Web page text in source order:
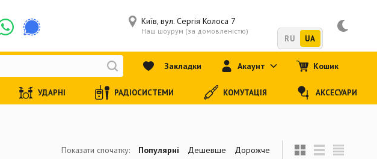
Показати спочатку: Популярні Дешевше Дорожче
Київ, вул. Сергія Колоса 7
Наш шоурум (за домовленістю)
RU UA
Закладки Акаунт Кошик
УДАРНІ РАДІОСИСТЕМИ КОМУТАЦІЯ АКСЕСУАРИ